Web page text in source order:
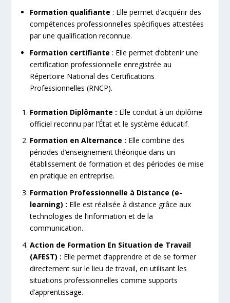
Formation qualifiante : Elle permet d’acquérir des
compétences professionnelles spécifiques attestées
par une qualification reconnue.
Formation certifiante : Elle permet d’obtenir une
certification professionnelle enregistrée au
Répertoire National des Certifications
Professionnelles (RNCP).
Formation Diplômante : Elle conduit à un diplôme
officiel reconnu par l’État et le système éducatif.
Formation en Alternance : Elle combine des
périodes d’enseignement théorique dans un
établissement de formation et des périodes de mise
en pratique en entreprise.
Formation Professionnelle à Distance (e-
learning) : Elle est réalisée à distance grâce aux
technologies de l’information et de la
communication.
Action de Formation En Situation de Travail
(AFEST) : Elle permet d’apprendre et de se former
directement sur le lieu de travail, en utilisant les
situations professionnelles comme supports
d’apprentissage.